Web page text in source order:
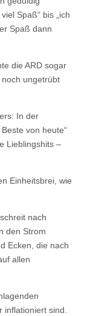
Spaß“ bis „ich
Spaß dann
die ARD sogar
ungetrübt
In der
von heute“
Lieblingshits –
Einheitsbrei, wie
nach
den Strom
Ecken, die nach
allen
inflationiert sind.